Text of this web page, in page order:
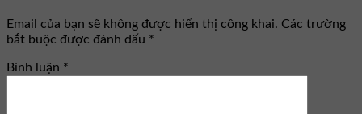
Email của bạn sẽ không được hiển thị công khai. Các trường
bắt buộc được đánh dấu *
Bình luận *